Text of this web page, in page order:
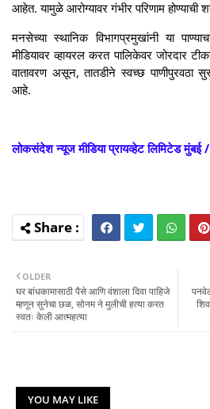
आहेत. यामुळे आरोग्यावर गंभीर परिणाम होण्याची
मनसेच्या स्थानिक विभागप्रमुखांनी या
मीडियावर व्हायरल करत पालिकेवर जोरदार
वातावरण असून, तातडीने स्वच्छ पाणीपुरवठा
आहे.
लोकसंदेश न्यूज मीडिया प्रायव्हेट लिमिटेड मुंबई
OLDER
घर बांधकामासाठी पैसे आणि वंशाला दिवा पाहिजे
म्हणून सुनेचा छळ, सोनम ने मुलीची हत्या करत
स्वतः केली आत्महत्या
YOU MAY LIKE